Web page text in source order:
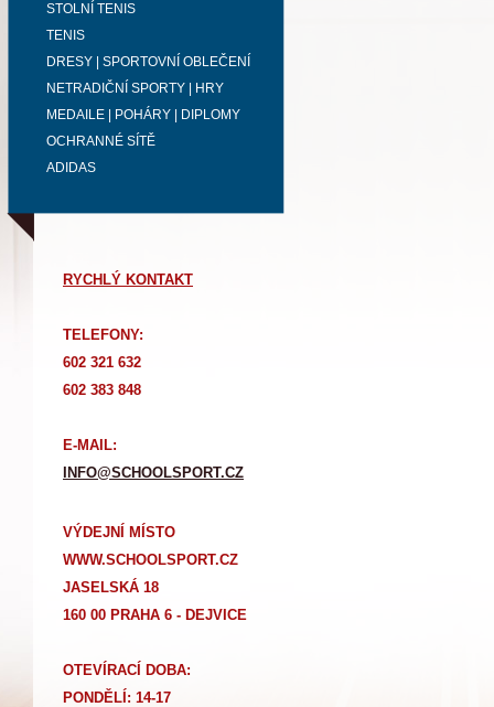
STOLNÍ TENIS
TENIS
DRESY | SPORTOVNÍ OBLEČENÍ
NETRADIČNÍ SPORTY | HRY
MEDAILE | POHÁRY | DIPLOMY
OCHRANNÉ SÍTĚ
ADIDAS
RYCHLÝ KONTAKT
TELEFONY:
602 321 632
602 383 848
E-MAIL:
INFO@SCHOOLSPORT.CZ
VÝDEJNÍ MÍSTO
WWW.SCHOOLSPORT.CZ
JASELSKÁ 18
160 00 PRAHA 6 - DEJVICE
OTEVÍRACÍ DOBA:
PONDĚLÍ: 14-17